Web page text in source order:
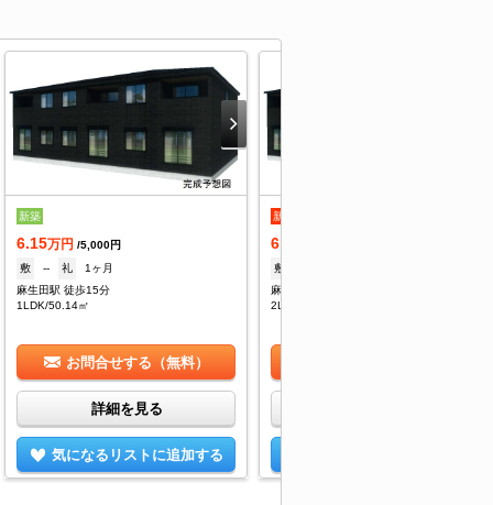
新築
6.15万円 /5,000円
敷
-- 礼
1ヶ月
麻生田駅 徒歩15分
1LDK/50.14㎡
お問合せする（無料）
詳細を見る
気になるリストに追加する
新着
6.55
敷
麻生田駅 徒歩15分
2LDK/58.6㎡